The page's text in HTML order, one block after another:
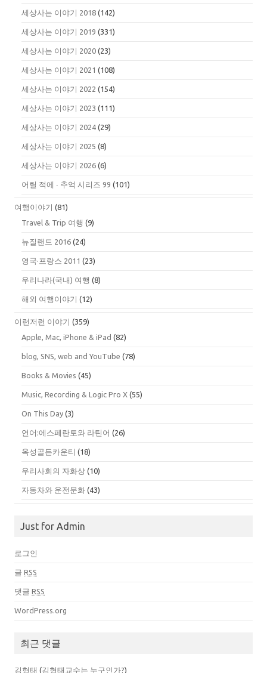
세상사는 이야기 2018 (142)
세상사는 이야기 2019 (331)
세상사는 이야기 2020 (23)
세상사는 이야기 2021 (108)
세상사는 이야기 2022 (154)
세상사는 이야기 2023 (111)
세상사는 이야기 2024 (29)
세상사는 이야기 2025 (8)
세상사는 이야기 2026 (6)
어릴 적에 ∙ 추억 시리즈 99 (101)
여행이야기 (81)
Travel & Trip 여행 (9)
뉴질랜드 2016 (24)
영국·프랑스 2011 (23)
우리나라(국내) 여행 (8)
해외 여행이야기 (12)
이런저런 이야기 (359)
Apple, Mac, iPhone & iPad (82)
blog, SNS, web and YouTube (78)
Books & Movies (45)
Music, Recording & Logic Pro X (55)
On This Day (3)
언어:에스페란토와 라틴어 (26)
옥성골든카운티 (18)
우리사회의 자화상 (10)
자동차와 운전문화 (43)
Just for Admin
로그인
글 RSS
댓글 RSS
WordPress.org
최근 댓글
김형태 (김형태교수는 누구인가?)